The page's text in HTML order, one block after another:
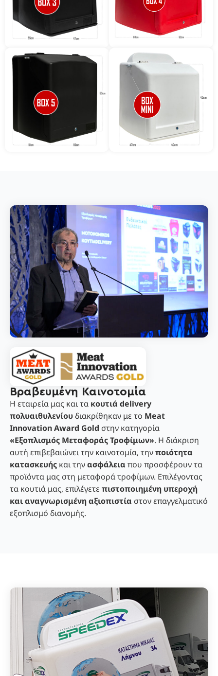
Βραβευμένη Καινοτομία
Η εταιρεία μας και τα κουτιά delivery
πολυαιθυλενίουδιακρίθηκαν με το Meat
Innovation Award Gold στην κατηγορία
«Εξοπλισμός Μεταφοράς Τροφίμων». Η διάκριση
αυτή επιβεβαιώνει την καινοτομία, τηνποιότητα
κατασκευής και τηνασφάλεια που προσφέρουν τα
προϊόντα μας στη μεταφορά τροφίμων. Επιλέγοντας
τα κουτιά μας, επιλέγετε πιστοποιημένη υπεροχή
και αναγνωρισμένη αξιοπιστία στον επαγγελματικό
εξοπλισμό διανομής.